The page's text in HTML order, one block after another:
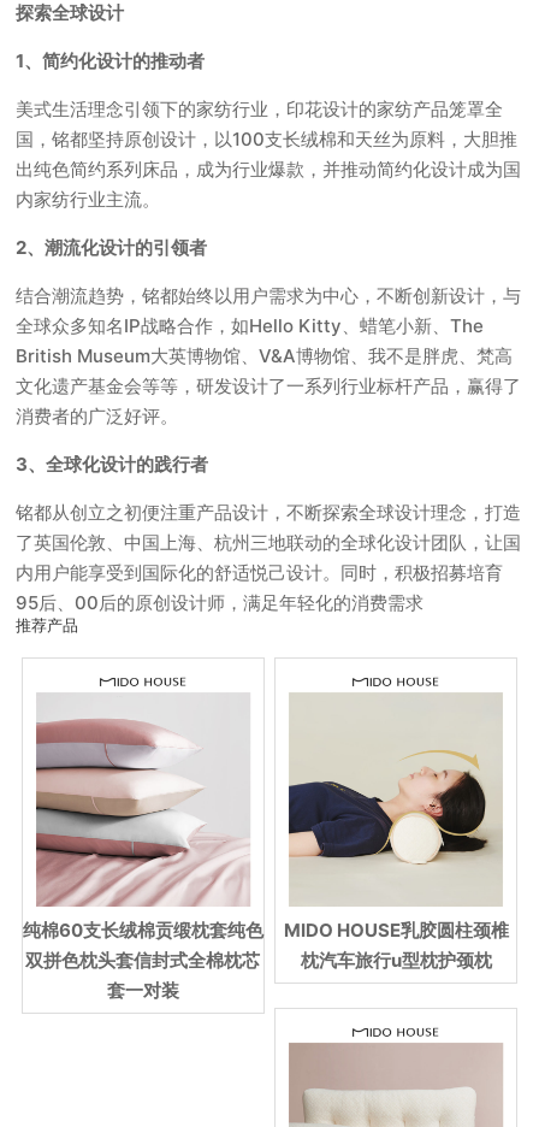
探索全球设计
1、简约化设计的推动者
美式生活理念引领下的家纺行业，印花设计的家纺产品笼罩全
国，铭都坚持原创设计，以100支长绒棉和天丝为原料，大胆推
出纯色简约系列床品，成为行业爆款，并推动简约化设计成为国
内家纺行业主流。
2、潮流化设计的引领者
结合潮流趋势，铭都始终以用户需求为中心，不断创新设计，与
全球众多知名IP战略合作，如Hello Kitty、蜡笔小新、The
British Museum大英博物馆、V&A博物馆、我不是胖虎、梵高
文化遗产基金会等等，研发设计了一系列行业标杆产品，赢得了
消费者的广泛好评。
3、全球化设计的践行者
铭都从创立之初便注重产品设计，不断探索全球设计理念，打造
了英国伦敦、中国上海、杭州三地联动的全球化设计团队，让国
内用户能享受到国际化的舒适悦己设计。同时，积极招募培育
95后、00后的原创设计师，满足年轻化的消费需求
推荐产品
纯棉60支长绒棉贡缎枕套纯色
双拼色枕头套信封式全棉枕芯
套一对装
MIDO HOUSE乳胶圆柱颈椎
枕汽车旅行u型枕护颈枕